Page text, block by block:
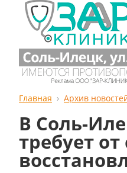
Главная Архив
В Соль-
требует